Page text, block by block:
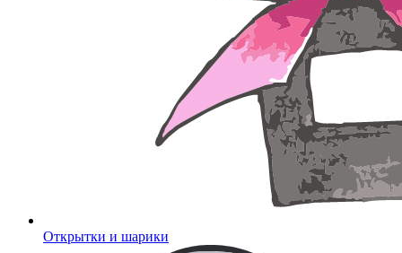
Открытки и шарики